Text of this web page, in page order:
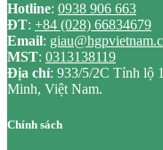
Hotline: 0938 906 663
ĐT: +84 (028) 66834679
Email:
MST: 0313138119
Địa chỉ: 933/5/2C Tỉnh lộ
Minh, Việt Nam.
Chính sách